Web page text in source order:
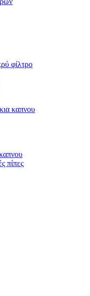
φίλτρο
καπνου
πίπες